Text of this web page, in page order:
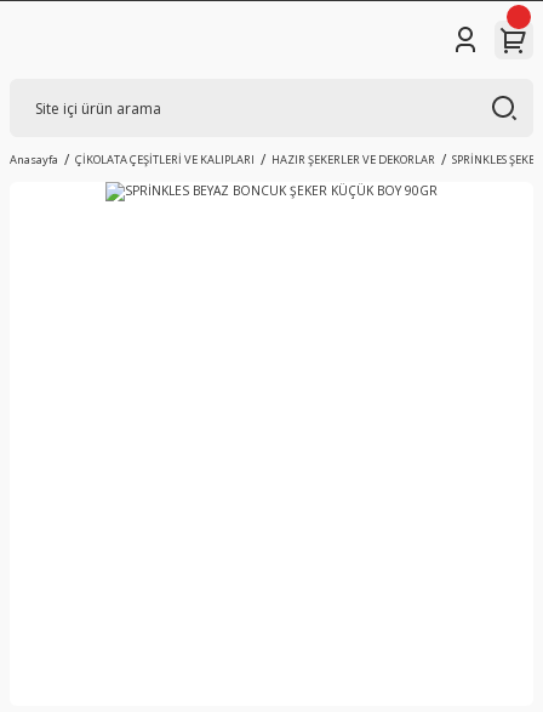
Anasayfa ÇİKOLATA ÇEŞİTLERİ VE KALIPLARI HAZIR ŞEKERLER VE DEKORLAR SPRİNKLES